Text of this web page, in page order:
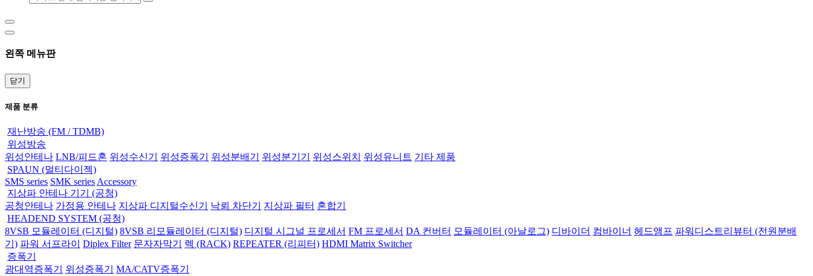
왼쪽 메뉴판
닫기
제품 분류
재난방송 (FM / TDMB)
위성방송
위성안테나 LNB/피드혼 위성수신기 위성증폭기 위성분배기 위성분기기 위성스위치 위성유니트 기타 제품
SPAUN (멀티다이젝)
SMS series SMK series Accessory
지상파 안테나 기기 (공청)
공청안테나 가정용 안테나 지상파 디지털수신기 낙뢰 차단기 지상파 필터 혼합기
HEADEND SYSTEM (공청)
8VSB 모듈레이터 (디지털) 8VSB 리모듈레이터 (디지털) 디지털 시그널 프로세서 FM 프로세서 DA 컨버터 모듈레이터 (아날로그) 디바이더 컴바이너 헤드앰프 파워디스트리뷰터 (전원분배
기) 파워 서프라이 Diplex Filter 문자자막기 렉 (RACK) REPEATER (리피터) HDMI Matrix Switcher
증폭기
광대역증폭기
위성증폭기
MA/CATV증폭기